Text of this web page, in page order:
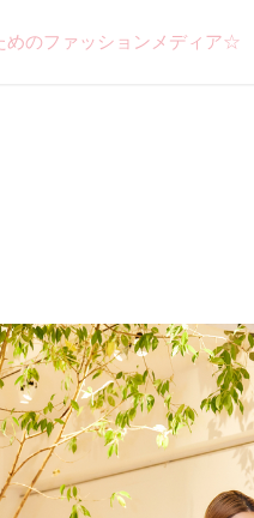
めのファッションメディア☆